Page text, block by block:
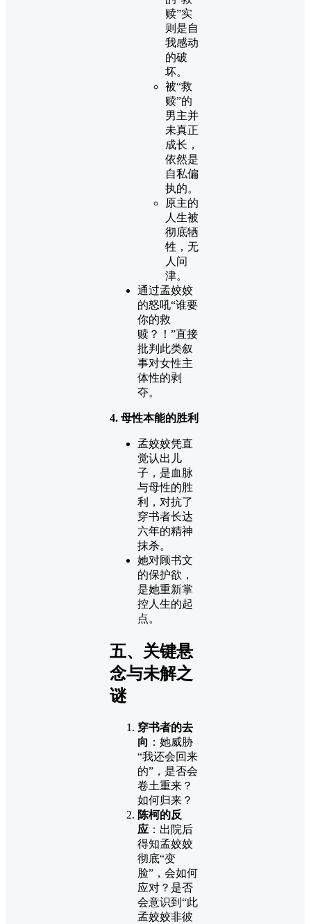
赎”实
则是自
我感动
的破
坏。
被“救
赎”的
男主并
未真正
成长，
依然是
自私偏
执的。
原主的
人生被
彻底牺
牲，无
人问
津。
通过孟姣姣
的怒吼“谁要
你的救
赎？！”直接
批判此类叙
事对女性主
体性的剥
夺。
4. 母性本能的胜利
孟姣姣凭直
觉认出儿
子，是血脉
与母性的胜
利，对抗了
穿书者长达
六年的精神
抹杀。
她对顾书文
的保护欲，
是她重新掌
控人生的起
点。
五、关键悬
念与未解之
谜
穿书者的去
向 ：她威胁
“我还会回来
的”，是否会
卷土重来？
如何归来？
陈柯的反
应 ：出院后
得知孟姣姣
彻底“变
脸”，会如何
应对？是否
会意识到“此
孟姣姣非彼